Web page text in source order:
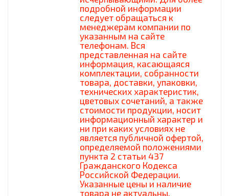
подробной информации
следует обращаться к
менеджерам компании по
указанным на сайте
телефонам. Вся
представленная на сайте
информация, касающаяся
комплектации, собранности
товара, доставки, упаковки,
технических характеристик,
цветовых сочетаний, а также
стоимости продукции, носит
информационный характер и
ни при каких условиях не
является публичной офертой,
определяемой положениями
пункта 2 статьи 437
Гражданского Кодекса
Российской Федерации.
Указанные цены и наличие
товара не актуальны.